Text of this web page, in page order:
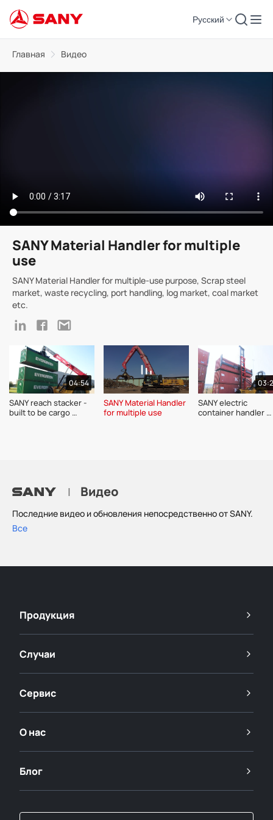
Русский
Главная Видео
SANY Material Handler for multiple
use
SANY Material Handler for multiple-use purpose, Scrap steel
market, waste recycling, port handling, log market, coal market
etc.
04:54
SANY reach stacker -
built to be cargo
SANY Material Handler
SANY electric
container handler
| Видео
Последние видео и обновления непосредственно от SANY.
Все
Продукция
Случаи
Сервис
О нас
Блог